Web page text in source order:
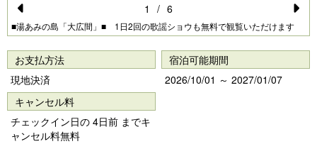
Pr
e
vi
o
u
s
■湯あみの島「大広間」■ 1日2回の歌謡ショウも無料で観覧いただけます
N
e
xt
1 / 6
お支払方法
現地決済
宿泊可能期間
2026/10/01 ～ 2027/01/07
キャンセル料
チェックイン日の 4日前 までキ
ャンセル料無料